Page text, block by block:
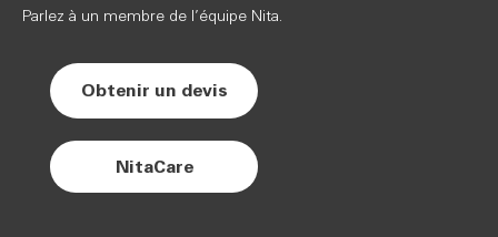
Parlez à un membre de l’équipe Nita.
Obtenir un devis
NitaCare